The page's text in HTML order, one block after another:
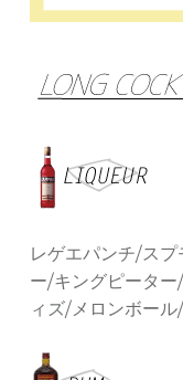
レゲエパンチ/ス
ー/キングピータ
ィズ/メロンボー